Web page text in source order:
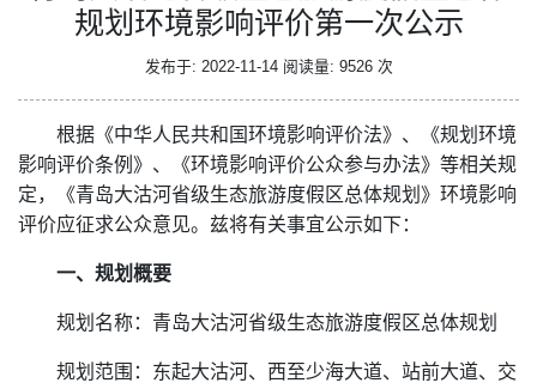
规划环境影响评价第一次公示
发布于: 2022-11-14 阅读量: 9526 次
根据《中华人民共和国环境影响评价法》、《规划环境
影响评价条例》、《环境影响评价公众参与办法》等相关规
定，《青岛大沽河省级生态旅游度假区总体规划》环境影响
评价应征求公众意见。兹将有关事宜公示如下：
一、规划概要
规划名称：青岛大沽河省级生态旅游度假区总体规划
规划范围：东起大沽河、西至少海大道、站前大道、交